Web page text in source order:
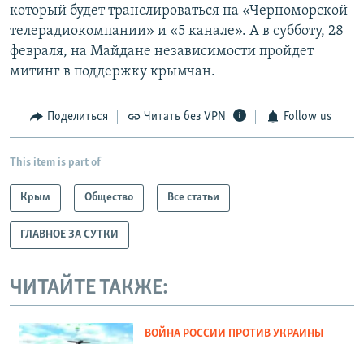
который будет транслироваться на «Черноморской
телерадиокомпании» и «5 канале». А в субботу, 28
февраля, на Майдане независимости пройдет
митинг в поддержку крымчан.
Поделиться Читать без VPN Follow us
This item is part of
Крым Общество Все статьи
ГЛАВНОЕ ЗА СУТКИ
ЧИТАЙТЕ ТАКЖЕ:
ВОЙНА РОССИИ ПРОТИВ УКРАИНЫ